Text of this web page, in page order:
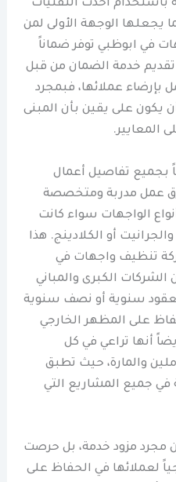
أحدث التقنيات
يجعلها الوجهة الأولى لمن
في ابوظبي توفر ضماناً
تقديم خدمة الضمان من قبل
بإرضاء عملائها، فبمجرد
يكون على يقين بأن المبنى
المعايير.
بجميع تفاصيل أعمال
عمل مدربة ومتخصصة
الواجهات سواء كانت
أو الكلادينج. هذا
تنظيف واجهات في
الكبرى والمباني
لعقود سنوية أو نصف سنوية
على المظهر الخارجي
أنها تراعي في كل
والمارة، حيث تطبق
في جميع المشاريع التي
مجرد مزود خدمة، بل حرصت
لعملائها في الحفاظ على